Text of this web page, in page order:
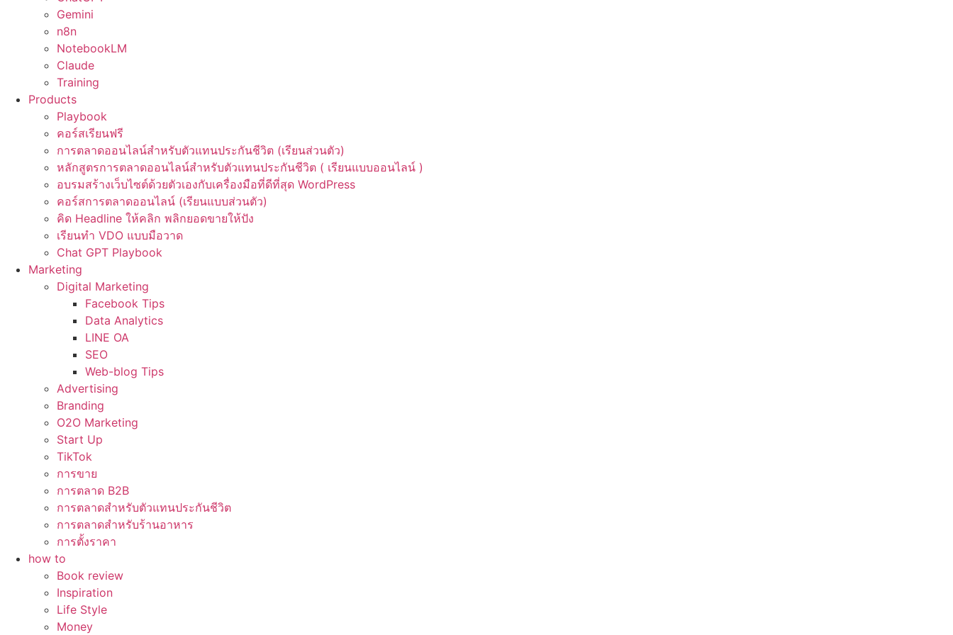
Gemini
n8n
NotebookLM
Claude
Training
Products
Playbook
คอร์สเรียนฟรี
การตลาดออนไลน์สำหรับตัวแทนประกันชีวิต (เรียนส่วนตัว)
หลักสูตรการตลาดออนไลน์สำหรับตัวแทนประกันชีวิต ( เรียนแบบออนไลน์ )
อบรมสร้างเว็บไซต์ด้วยตัวเองกับเครื่องมือที่ดีที่สุด WordPress
คอร์สการตลาดออนไลน์ (เรียนแบบส่วนตัว)
คิด Headline ให้คลิก พลิกยอดขายให้ปัง
เรียนทำ VDO แบบมือวาด
Chat GPT Playbook
Marketing
Digital Marketing
Facebook Tips
Data Analytics
LINE OA
SEO
Web-blog Tips
Advertising
Branding
O2O Marketing
Start Up
TikTok
การขาย
การตลาด B2B
การตลาดสำหรับตัวแทนประกันชีวิต
การตลาดสำหรับร้านอาหาร
การตั้งราคา
how to
Book review
Inspiration
Life Style
Money